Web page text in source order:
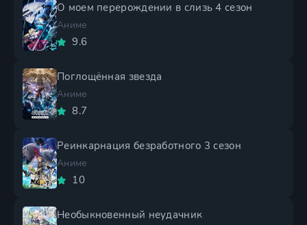
О моем перерождении в слизь 4 сезон
Аниме
9.6
Поглощённая звезда
Аниме
8.7
Реинкарнация безработного 3 сезон
Аниме
10
Необыкновенный неудачник